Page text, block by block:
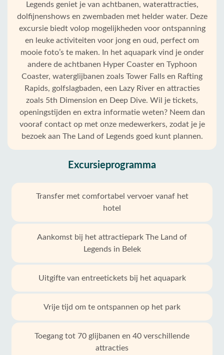
Legends geniet je van achtbanen, waterattracties,
dolfijnenshows en zwembaden met helder water. Deze
excursie biedt volop mogelijkheden voor ontspanning
en leuke activiteiten voor jong en oud, perfect om
mooie foto’s te maken. In het aquapark vind je onder
andere de achtbanen Hyper Coaster en Typhoon
Coaster, waterglijbanen zoals Tower Falls en Rafting
Rapids, golfslagbaden, een Lazy River en attracties
zoals 5th Dimension en Deep Dive. Wil je tickets,
openingstijden en extra informatie weten? Neem dan
vooraf contact op met onze medewerkers, zodat je je
bezoek aan The Land of Legends goed kunt plannen.
Excursieprogramma
Transfer met comfortabel vervoer vanaf het
hotel
Aankomst bij het attractiepark The Land of
Legends in Belek
Uitgifte van entreetickets bij het aquapark
Vrije tijd om te ontspannen op het park
Toegang tot 70 glijbanen en 40 verschillende
attracties